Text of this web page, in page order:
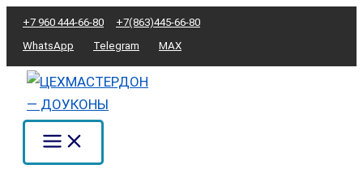
Перейти
содержимому
+7 960 444-66-80
+7(863)445-66-80
WhatsApp
Telegram MAX
Сортировка:
по
популярности